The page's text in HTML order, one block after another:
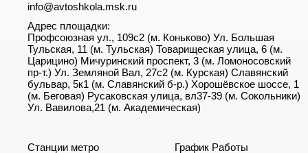
info@avtoshkola.msk.ru
Адрес площадки:
Профсоюзная ул., 109с2 (м. Коньково) Ул. Большая
Тульская, 11 (м. Тульская) Товарищеская улица, 6 (м.
Царицино) Мичуринский проспект, 3 (м. Ломоносовский
пр-т.) Ул. Земляной Вал, 27с2 (м. Курская) Славянский
бульвар, 5к1 (м. Славянский б-р.) Хорошёвское шоссе, 1
(м. Беговая) Русаковская улица, вл37-39 (м. Сокольники)
Ул. Вавилова,21 (м. Академическая)
Станции метро
График Работы